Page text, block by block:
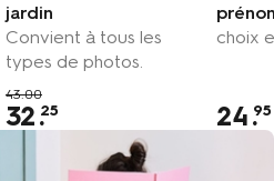
jardin
Convient à tous les
types de photos.
43.00
32.25
choix
24.95